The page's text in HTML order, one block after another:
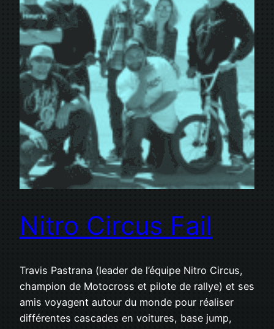
Nitro Circus Fail
Travis Pastrana (leader de l’équipe Nitro Circus,
champion de Motocross et pilote de rallye) et ses
amis voyagent autour du monde pour réaliser
différentes cascades en voitures, base jump,